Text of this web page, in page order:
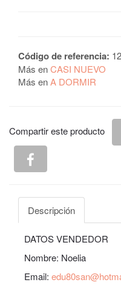
Código de referencia:
Más enCASI NUEVO
Más enA DORMIR
Compartir este producto
Descripción
DATOS VENDEDOR
Nombre: Noelia
Email: